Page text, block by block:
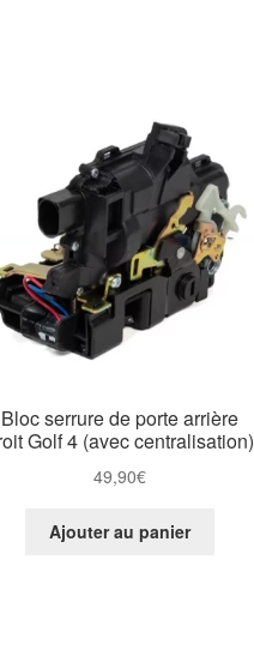
Bloc serrure de porte arrière
Golf 4 (avec centralisation)
49,90€
Ajouter au panier